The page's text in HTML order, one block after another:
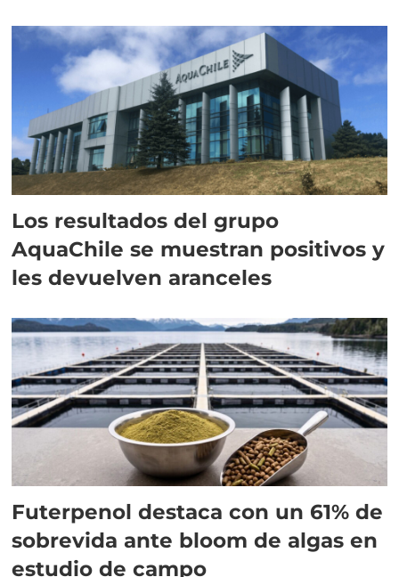
Los resultados del grupo
AquaChile se muestran positivos y
les devuelven aranceles
Futerpenol destaca con un 61% de
sobrevida ante bloom de algas en
estudio de campo